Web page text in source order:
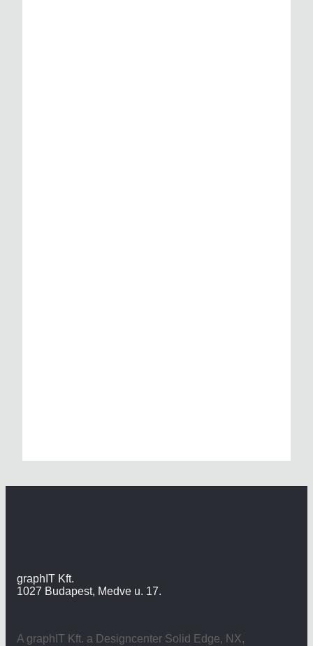
graphIT Kft.
1027 Budapest, Medve u. 17.
A graphIT Kft. a Designcenter Solid Edge, NX,